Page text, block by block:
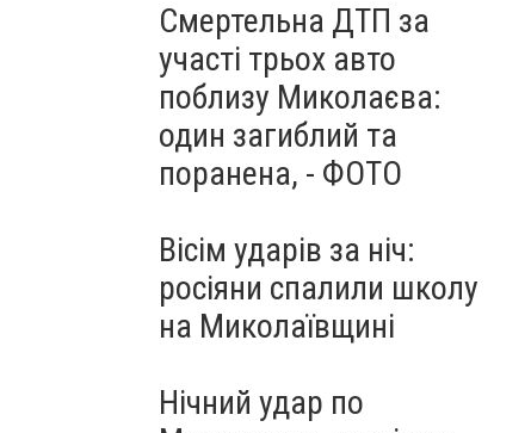
Смертельна ДТП за
участі трьох авто
поблизу Миколаєва:
один загиблий та
поранена, - ФОТО
Вісім ударів за ніч:
росіяни спалили школу
на Миколаївщині
Нічний удар по